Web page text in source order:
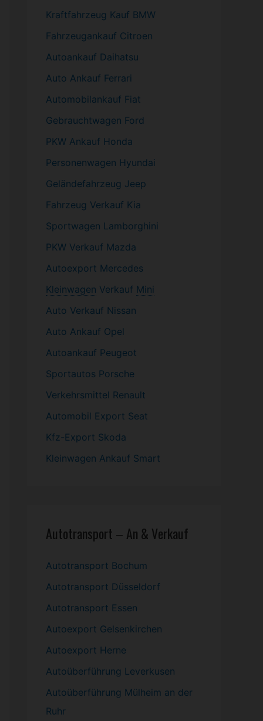
Kraftfahrzeug Kauf BMW
Fahrzeugankauf Citroen
Autoankauf Daihatsu
Auto Ankauf Ferrari
Automobilankauf Fiat
Gebrauchtwagen Ford
PKW Ankauf Honda
Personenwagen Hyundai
Geländefahrzeug Jeep
Fahrzeug Verkauf Kia
Sportwagen Lamborghini
PKW Verkauf Mazda
Autoexport Mercedes
Kleinwagen Verkauf Mini
Auto Verkauf Nissan
Auto Ankauf Opel
Autoankauf Peugeot
Sportautos Porsche
Verkehrsmittel Renault
Automobil Export Seat
Kfz-Export Skoda
Kleinwagen Ankauf Smart
Autotransport – An & Verkauf
Autotransport Bochum
Autotransport Düsseldorf
Autotransport Essen
Autoexport Gelsenkirchen
Autoexport Herne
Autoüberführung Leverkusen
Autoüberführung Mülheim an der
Ruhr